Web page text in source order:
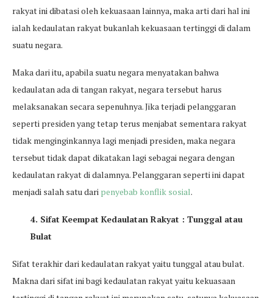
rakyat ini dibatasi oleh kekuasaan lainnya, maka arti dari hal ini
ialah kedaulatan rakyat bukanlah kekuasaan tertinggi di dalam
suatu negara.
Maka dari itu, apabila suatu negara menyatakan bahwa
kedaulatan ada di tangan rakyat, negara tersebut harus
melaksanakan secara sepenuhnya. Jika terjadi pelanggaran
seperti presiden yang tetap terus menjabat sementara rakyat
tidak menginginkannya lagi menjadi presiden, maka negara
tersebut tidak dapat dikatakan lagi sebagai negara dengan
kedaulatan rakyat di dalamnya. Pelanggaran seperti ini dapat
menjadi salah satu dari penyebab konflik sosial.
4. Sifat Keempat Kedaulatan Rakyat : Tunggal atau
Bulat
Sifat terakhir dari kedaulatan rakyat yaitu tunggal atau bulat.
Makna dari sifat ini bagi kedaulatan rakyat yaitu kekuasaan